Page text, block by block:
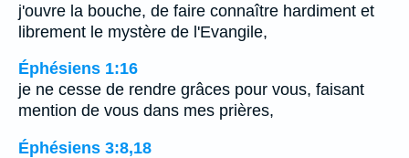
j'ouvre la bouche, de faire connaître hardiment et
librement le mystère de l'Evangile,
Éphésiens 1:16
je ne cesse de rendre grâces pour vous, faisant
mention de vous dans mes prières,
Éphésiens 3:8,18